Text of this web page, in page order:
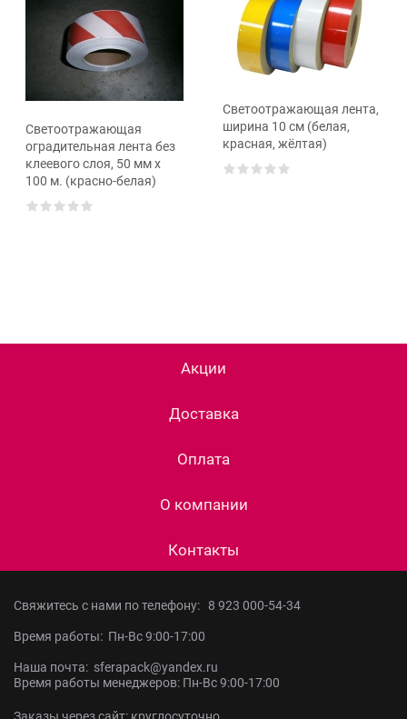
Светоотражающая
оградительная лента без
клеевого слоя, 50 мм х
100 м. (красно-белая)
Светоотражающая лента,
ширина 10 см (белая,
красная, жёлтая)
Акции
Доставка
Оплата
О компании
Контакты
Свяжитесь с нами по телефону: 8 923 000-54-34
Время работы: Пн-Вс 9:00-17:00
Наша почта: sferapack@yandex.ru
Время работы менеджеров: Пн-Вс 9:00-17:00